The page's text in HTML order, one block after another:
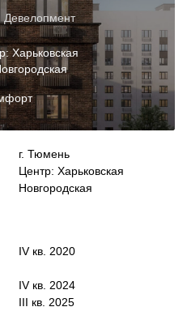
Харьковская
г. Тюмень
Центр: Харьковская
Новгородская
IV кв. 2020
IV кв. 2024
III кв. 2025